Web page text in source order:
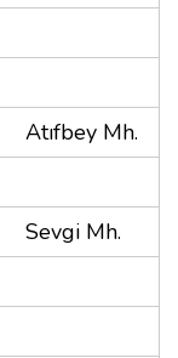
Atıfbey Mh.
Sevgi Mh.